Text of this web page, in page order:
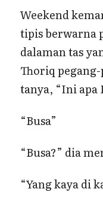
Weekend
tipis berwarna
dalaman tas
Thoriq
tanya, “Ini apa
“Busa”
“Busa?” dia
“Yang kaya di